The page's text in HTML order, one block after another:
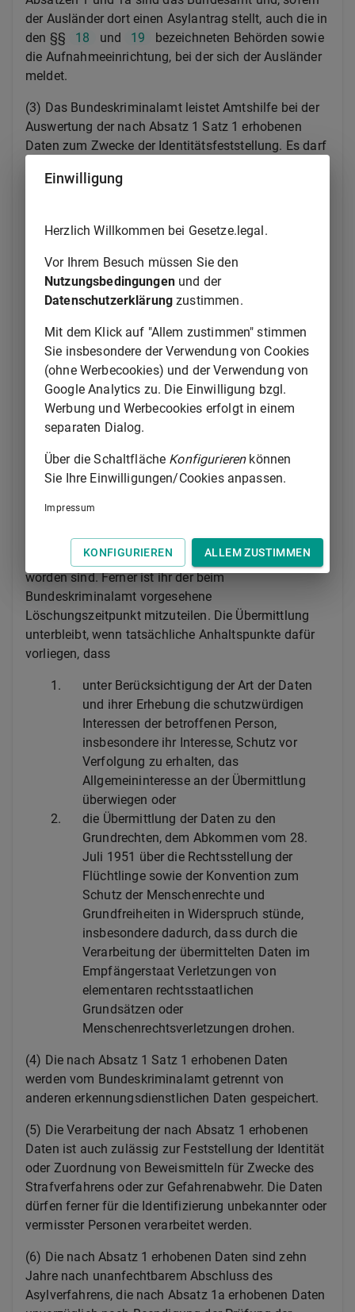
der Ausländer dort einen Asylantrag stellt, auch die in
den §§
18 und 19
bezeichneten Behörden sowie
die Aufnahmeeinrichtung, bei der sich der Ausländer
meldet.
(3) Das Bundeskriminalamt leistet Amtshilfe bei der
Auswertung der nach Absatz 1 Satz 1 erhobenen
Daten zum Zwecke der Identitätsfeststellung. Es darf
gespeicherte erkennungsdienstliche Daten
Absatz 2 bezeichneten Behörden den Grund der
Speicherung dieser Daten nicht mitteilen, soweit dies
nicht nach anderen Rechtsvorschriften zulässig ist.
(3a) Im Rahmen seiner Amtshilfe nach Absatz 3 Satz
1 darf das Bundeskriminalamt die nach Absatz 1
Satz 1 erhobenen Daten auch an die für die
Überprüfung der Identität von Personen zuständigen
öffentlichen Stellen von Drittstaaten mit Ausnahme
des Herkunftsstaates der betroffenen Person sowie
von Drittstaaten, in denen die betroffene Person eine
Verfolgung oder einen ernsthaften Schaden zu
die Zulässigkeit der Übermittlung trägt das
Bundeskriminalamt. Das Bundeskriminalamt hat die
Übermittlung und ihren Anlass aufzuzeichnen. Die
darauf hinzuweisen, dass sie nur zu dem Zweck
verarbeitet werden dürfen, zu dem sie übermittelt
worden sind. Ferner ist ihr der beim
Bundeskriminalamt vorgesehene
Löschungszeitpunkt mitzuteilen. Die Übermittlung
unterbleibt, wenn tatsächliche Anhaltspunkte dafür
vorliegen, dass
1.
unter Berücksichtigung der Art der Daten
und ihrer Erhebung die schutzwürdigen
Interessen der betroffenen Person,
insbesondere ihr Interesse, Schutz vor
Verfolgung zu erhalten, das
Allgemeininteresse an der Übermittlung
überwiegen oder
2.
die Übermittlung der Daten zu den
Grundrechten, dem Abkommen vom 28.
Juli 1951 über die Rechtsstellung der
Flüchtlinge sowie der Konvention zum
Schutz der Menschenrechte und
Grundfreiheiten in Widerspruch stünde,
insbesondere dadurch, dass durch die
Verarbeitung der übermittelten Daten im
Empfängerstaat Verletzungen von
elementaren rechtsstaatlichen
Grundsätzen oder
Menschenrechtsverletzungen drohen.
(4) Die nach Absatz 1 Satz 1 erhobenen Daten
werden vom Bundeskriminalamt getrennt von
anderen erkennungsdienstlichen Daten gespeichert.
(5) Die Verarbeitung der nach Absatz 1 erhobenen
Daten ist auch zulässig zur Feststellung der Identität
oder Zuordnung von Beweismitteln für Zwecke des
Strafverfahrens oder zur Gefahrenabwehr. Die Daten
dürfen ferner für die Identifizierung unbekannter oder
vermisster Personen verarbeitet werden.
(6) Die nach Absatz 1 erhobenen Daten sind zehn
Jahre nach unanfechtbarem Abschluss des
Asylverfahrens, die nach Absatz 1a erhobenen Daten
Einwilligung
Herzlich Willkommen bei Gesetze.legal.
Vor Ihrem Besuch müssen Sie den
Nutzungsbedingungenund der
Datenschutzerklärung zustimmen.
Mit dem Klick auf "Allem zustimmen" stimmen
Sie insbesondere der Verwendung von Cookies
(ohne Werbecookies) und der Verwendung von
Google Analytics zu. Die Einwilligung bzgl.
Werbung und Werbecookies erfolgt in einem
separaten Dialog.
Über die Schaltfläche Konfigurierenkönnen
Sie Ihre Einwilligungen/Cookies anpassen.
Impressum
KONFIGURIEREN ALLEM ZUSTIMMEN